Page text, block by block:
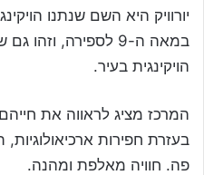
יורוויק היא השם שנתנו
במאה ה-9 לספירה,
הויקינגית בעיר.
המרכז מציג לראווה את
בעזרת חפירות
פה. חוויה מאלפת ומהנה.